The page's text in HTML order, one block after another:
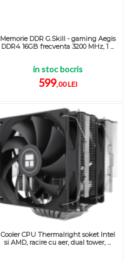
Memorie DDR G.Skill - gaming Aegis
DDR4 16GB frecventa 3200 MHz, 1 ...
in stoc bocris
599,00 LEI
Cooler CPU Thermalright soket Intel
si AMD, racire cu aer, dual tower, ...